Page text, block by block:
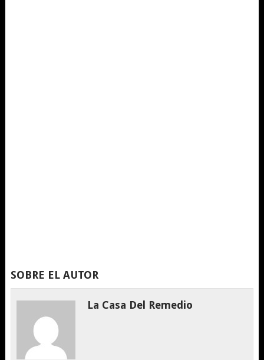
SOBRE EL AUTOR
La Casa Del Remedio